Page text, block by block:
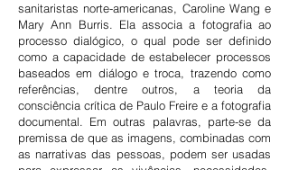
sanitaristas norte-americanas, Caroline Wang e
Mary Ann Burris. Ela associa a fotografia ao
processo dialógico, o qual pode ser definido
como a capacidade de estabelecer processos
baseados em diálogo e troca, trazendo como
referências, dentre outros, a teoria da
consciência crítica de Paulo Freire e a fotografia
documental. Em outras palavras, parte-se da
premissa de que as imagens, combinadas com
as narrativas das pessoas, podem ser usadas